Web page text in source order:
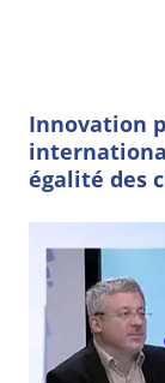
Innovation
égalité des